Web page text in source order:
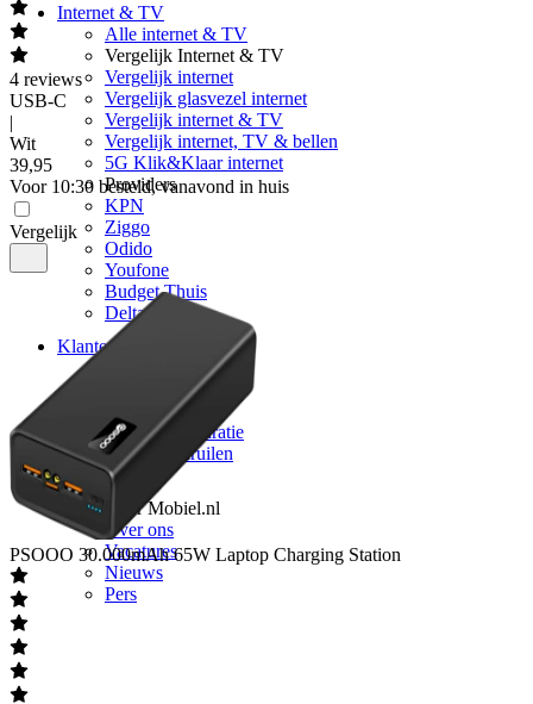
Internet & TV
Alle internet & TV
Vergelijk Internet & TV
Vergelijk internet
Vergelijk glasvezel internet
Vergelijk internet & TV
Vergelijk internet, TV & bellen
5G Klik&Klaar internet
Providers
KPN
Ziggo
Odido
Youfone
Budget Thuis
Delta
Klantenservice
Klantenservice
Vragen & contact
Retour & reparatie
Telefoon inruilen
Over ons
Over Mobiel.nl
Over ons
Vacatures
Nieuws
Pers
4 reviews
USB-C
|
Wit
39,95
Voor 10:30 besteld, vanavond in huis
Vergelijk
PSOOO 30.000mAh 65W Laptop Charging Station